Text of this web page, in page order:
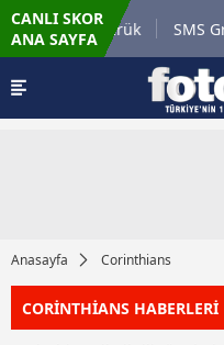
CANLI SKOR
ANA SAYFA
Karagümrük SMS Grup
Anasayfa Corinthians
CORİNTHİANS HABERLERİ